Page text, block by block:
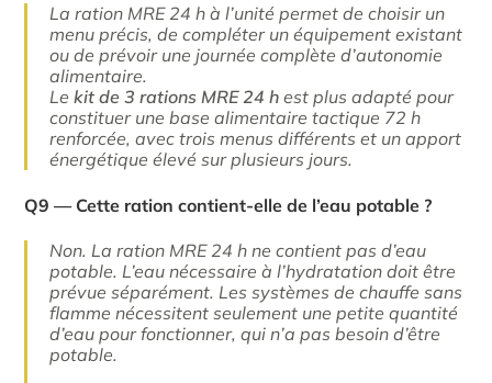
La ration MRE 24 h à l’unité permet de choisir un
menu précis, de compléter un équipement existant
ou de prévoir une journée complète d’autonomie
alimentaire.
Lekit de 3 rations MRE 24 h est plus adapté pour
constituer une base alimentaire tactique 72 h
renforcée, avec trois menus différents et un apport
énergétique élevé sur plusieurs jours.
Q9 — Cette ration contient-elle de l’eau potable ?
Non. La ration MRE 24 h ne contient pas d’eau
potable. L’eau nécessaire à l’hydratation doit être
prévue séparément. Les systèmes de chauffe sans
flamme nécessitent seulement une petite quantité
d’eau pour fonctionner, qui n’a pas besoin d’être
potable.